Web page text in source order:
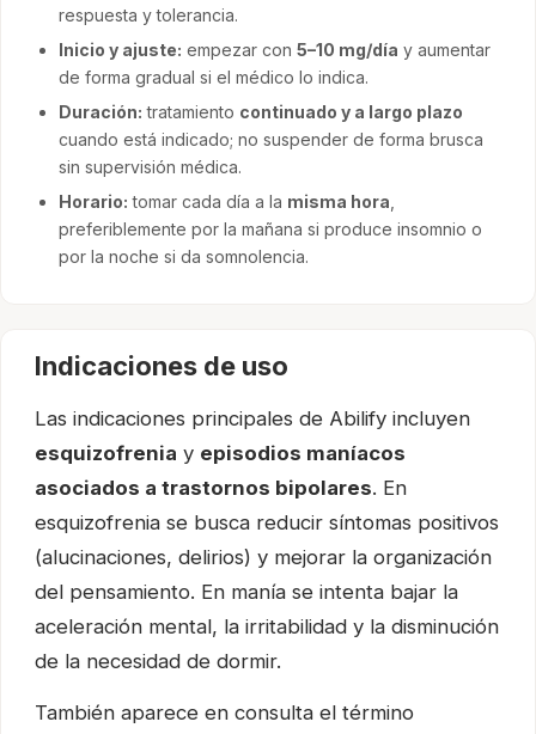
respuesta y tolerancia.
Inicio y ajuste: empezar con 5–10 mg/día y aumentar
de forma gradual si el médico lo indica.
Duración: tratamiento continuado y a largo plazo
cuando está indicado; no suspender de forma brusca
sin supervisión médica.
Horario: tomar cada día a la misma hora
preferiblemente por la mañana si produce insomnio o
por la noche si da somnolencia.
Indicaciones de uso
Las indicaciones principales de Abilify incluyen
esquizofrenia y episodios maníacos
asociados a trastornos bipolares. En
esquizofrenia se busca reducir síntomas positivos
(alucinaciones, delirios) y mejorar la organización
del pensamiento. En manía se intenta bajar la
aceleración mental, la irritabilidad y la disminución
de la necesidad de dormir.
También aparece en consulta el término